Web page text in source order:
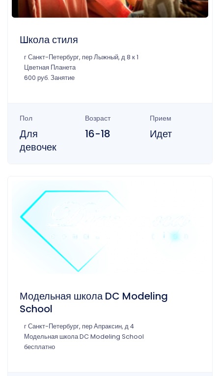
Школа стиля
г Санкт-Петербург, пер Лыжный, д 8 к 1
Цветная Планета
600 руб. Занятие
Пол
Для
девочек
Возраст
16-18
Прием
Идет
Модельная школа DC Modeling
School
г Санкт-Петербург, пер Апраксин, д 4
Модельная школа DC Modeling School
бесплатно